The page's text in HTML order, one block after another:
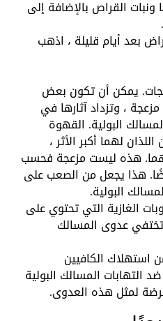
القراص بالإضافة إلى
بعد أيام قليلة ، اذهب
يمكن أن تكون بعض
مزعجة ، وتزداد آثارها في
البولية. القهوة
لهما أكبر الأثر ،
هذه ليست مزعجة فحسب
هذا يجعل من الصعب على
البولية.
الغازية التي تحتوي على
عدوى المسالك
استهلاك الكافيين
التهابات المسالك البولية
لمثل هذه العدوى.